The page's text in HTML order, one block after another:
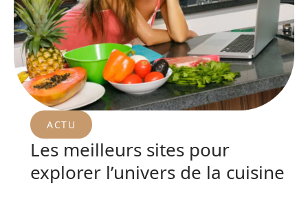
ACTU
Les meilleurs sites pour
explorer l’univers de la cuisine